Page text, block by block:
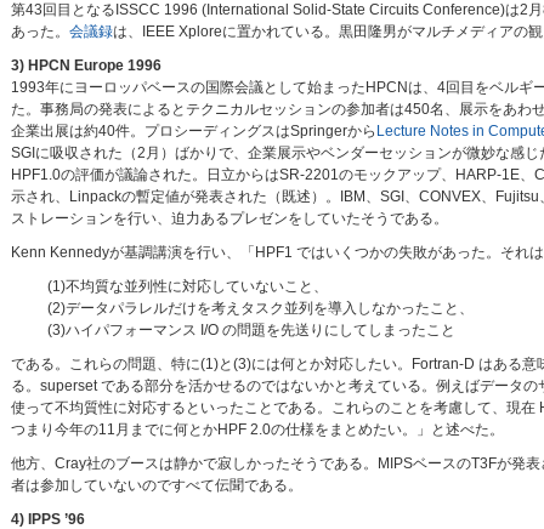
第43回目となるISSCC 1996 (International Solid-State Circuits Conference)は2
あった。 会議録は、IEEE Xploreに置かれている。黒田隆男がマルチメディアの
3) HPCN Europe 1996
1993年にヨーロッパベースの国際会議として始まったHPCNは、4回目をベル
た。事務局の発表によるとテクニカルセッションの参加者は450名、展示をあわ
企業出展は約40件。プロシーディングスはSpringerから Lecture Notes in
SGIに吸収された（2月）ばかりで、企業展示やベンダーセッションが微妙な感
HPF1.0の評価が議論された。日立からはSR-2201のモックアップ、HARP-1E
示され、Linpackの暫定値が発表された（既述）。IBM、SGI、CONVEX、
ストレーションを行い、迫力あるプレゼンをしていたそうである。
Kenn Kennedyが基調講演を行い、「HPF1 ではいくつかの失敗があった。それ
(1)不均質な並列性に対応していないこと、
(2)データパラレルだけを考えタスク並列を導入しなかったこと、
(3)ハイパフォーマンス I/O の問題を先送りにしてしまったこと
である。これらの問題、特に(1)と(3)には何とか対応したい。Fortran-D はある
る。superset である部分を活かせるのではないかと考えている。例えばデータ
使って不均質性に対応するといったことである。これらのことを考慮して、現
つまり今年の11月までに何とかHPF 2.0の仕様をまとめたい。」と述べた。
他方、Cray社のブースは静かで寂しかったそうである。MIPSベースのT3Fが発
者は参加していないのですべて伝聞である。
4) IPPS ’96